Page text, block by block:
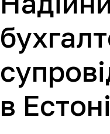
в